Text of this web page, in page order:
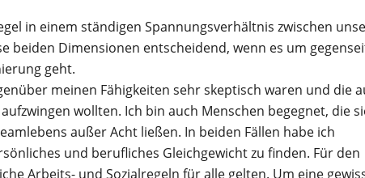
in einem ständigen Spannungsverhältnis zwischen
beiden Dimensionen entscheidend, wenn es um
geht.
meinen Fähigkeiten sehr skeptisch waren und die
wollten. Ich bin auch Menschen begegnet, die
außer Acht ließen. In beiden Fällen habe ich
und berufliches Gleichgewicht zu finden. Für den
Arbeits- und Sozialregeln für alle gelten. Um eine